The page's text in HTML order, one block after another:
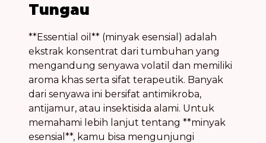
Tungau
**Essential oil** (minyak esensial) adalah
ekstrak konsentrat dari tumbuhan yang
mengandung senyawa volatil dan memiliki
aroma khas serta sifat terapeutik. Banyak
dari senyawa ini bersifat antimikroba,
antijamur, atau insektisida alami. Untuk
memahami lebih lanjut tentang **minyak
esensial**, kamu bisa mengunjungi